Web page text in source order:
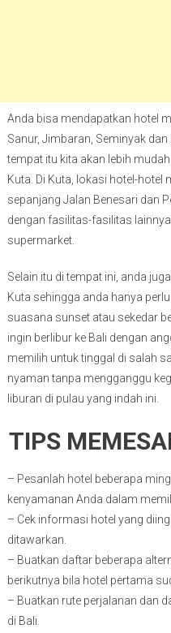
Anda bisa mendapatkan hotel
Sanur, Jimbaran, Seminyak
tempat itu kita akan lebih
Kuta. Di Kuta, lokasi hotel-hotel
sepanjang Jalan Benesari dan
dengan fasilitas-fasilitas
supermarket.
Selain itu di tempat ini, anda
Kuta sehingga anda hanya
suasana sunset atau sekedar
ingin berlibur ke Bali dengan
memilih untuk tinggal di salah
nyaman tanpa mengganggu
liburan di pulau yang indah ini.
TIPS
– Pesanlah hotel beberapa
kenyamanan Anda dalam
– Cek informasi hotel yang
ditawarkan.
– Buatkan daftar beberapa
berikutnya bila hotel pertama
– Buatkan rute perjalanan dan
di Bali.